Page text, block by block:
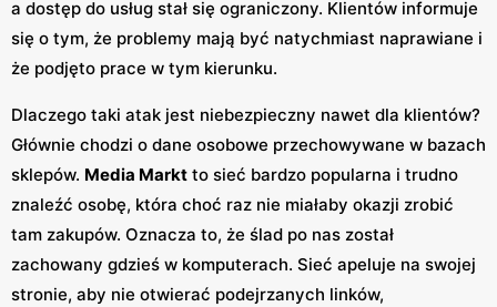
a dostęp do usług stał się ograniczony. Klientów informuje
się o tym, że problemy mają być natychmiast naprawiane i
że podjęto prace w tym kierunku.
Dlaczego taki atak jest niebezpieczny nawet dla klientów?
Głównie chodzi o dane osobowe przechowywane w bazach
sklepów. Media Markt to sieć bardzo popularna i trudno
znaleźć osobę, która choć raz nie miałaby okazji zrobić
tam zakupów. Oznacza to, że ślad po nas został
zachowany gdzieś w komputerach. Sieć apeluje na swojej
stronie, aby nie otwierać podejrzanych linków,